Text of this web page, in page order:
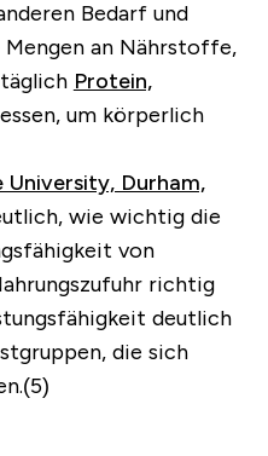
Bedarf und
an Nährstoffe,
Protein,
um körperlich
University, Durham,
wie wichtig die
von
richtig
deutlich
die sich